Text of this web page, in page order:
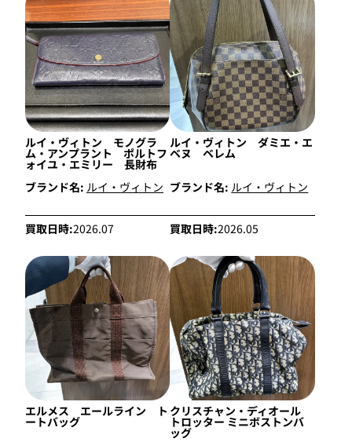
ルイ・ヴィトン モノグラ
ム・アンプラント ポルトフ
ォイユ・エミリー 長財布
ブランド名: ルイ・ヴィトン
買取日時:2026.07
ルイ・ヴィトン ダミエ・エ
ベヌ ベレム
ブランド名: ルイ・ヴィトン
買取日時:2026.05
エルメス エールライン ト
ートバッグ
クリスチャン・ディオール
トロッター ミニボストンバ
ッグ